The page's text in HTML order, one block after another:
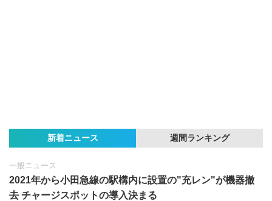
新着ニュース 週間ランキング
一般ニュース
2021年から小田急線の駅構内に設置の"充レン"が機器撤
去 チャージスポットの導入決まる